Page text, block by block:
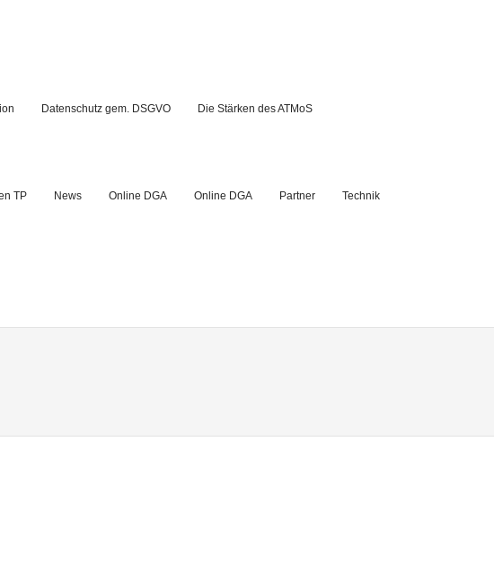
Datenschutz gem. DSGVO Die Stärken des ATMoS
TP News Online DGA Online DGA Partner Technik